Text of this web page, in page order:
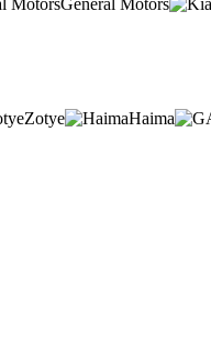
General Motors
Zotye Haima